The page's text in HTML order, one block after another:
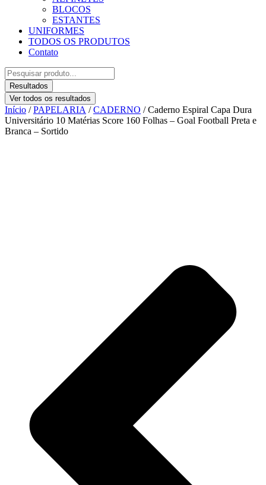
BLOCOS
ESTANTES
UNIFORMES
TODOS OS PRODUTOS
Contato
Pesquisar
...Resultados
Ver todos os resultados
Início /PAPELARIA /CADERNO / Caderno Espiral Capa Dura
Universitário 10 Matérias Score 160 Folhas – Goal Football Preta e
Branca – Sortido